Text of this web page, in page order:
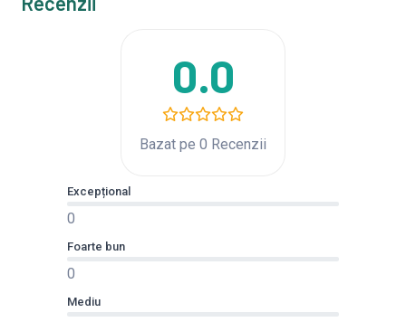
0.0
Bazat pe 0 Recenzii
Excepțional
0
Foarte bun
0
Mediu